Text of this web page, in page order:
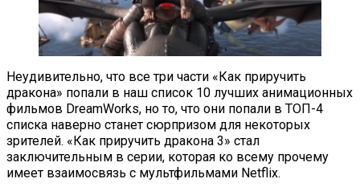
Неудивительно, что все три части «Как приручить
дракона» попали в наш список 10 лучших анимационных
фильмов DreamWorks, но то, что они попали в ТОП-4
списка наверно станет сюрпризом для некоторых
зрителей. «Как приручить дракона 3» стал
заключительным в серии, которая ко всему прочему
имеет взаимосвязь с мультфильмами Netflix.